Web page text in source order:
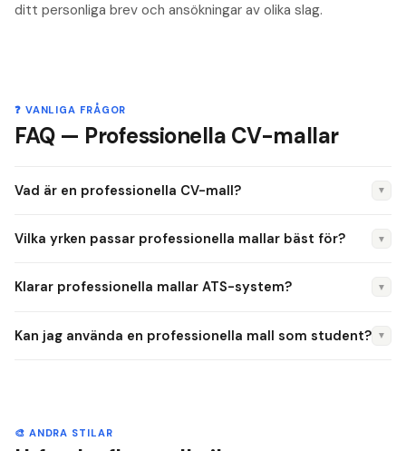
ditt personliga brev och ansökningar av olika slag.
❓ VANLIGA FRÅGOR
FAQ — Professionella CV-mallar
Vad är en professionella CV-mall? ▼
prestationer. Minimalistisk design med tydlig hierarki —
Vilka yrken passar professionella mallar bäst för? ▼
& juridik, konsult, offentlig sektor. Yrken som ofta väljer denna
Account Manager.
Klarar professionella mallar ATS-system? ▼
urvalssystem utan problem.
Kan jag använda en professionella mall som student? ▼
🎨 ANDRA STILAR